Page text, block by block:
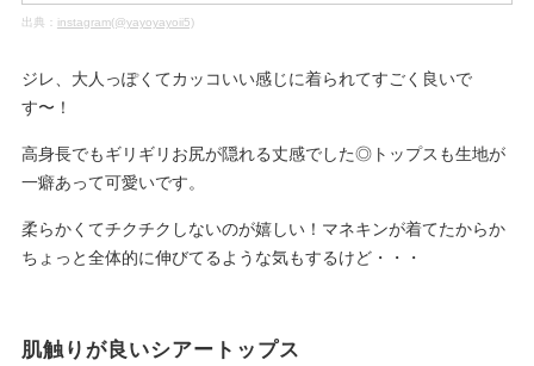
出典： instagram(@yayoyayoii5)
ジレ、大人っぽくてカッコいい感じに着られてすごく良いで
す〜！
高身長でもギリギリお尻が隠れる丈感でした◎トップスも生地が
一癖あって可愛いです。
柔らかくてチクチクしないのが嬉しい！マネキンが着てたからか
ちょっと全体的に伸びてるような気もするけど・・・
肌触りが良いシアートップス